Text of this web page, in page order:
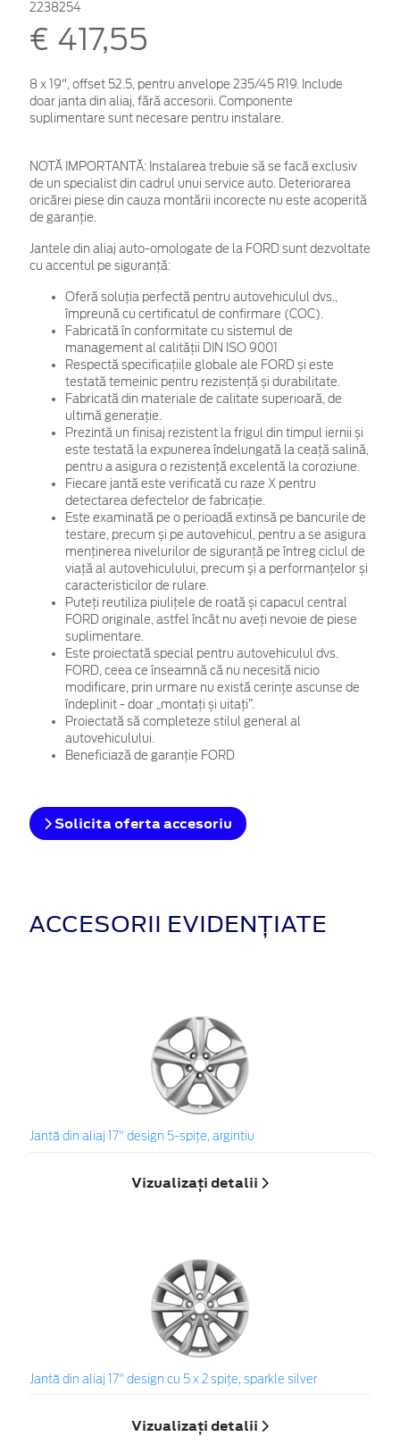
2238254
€ 417,55
8 x 19", offset 52.5, pentru anvelope 235/45 R19. Include
doar janta din aliaj, fără accesorii. Componente
suplimentare sunt necesare pentru instalare.
NOTĂ IMPORTANTĂ: Instalarea trebuie să se facă exclusiv
de un specialist din cadrul unui service auto. Deteriorarea
oricărei piese din cauza montării incorecte nu este acoperită
de garanţie.
Jantele din aliaj auto-omologate de la FORD sunt dezvoltate
cu accentul pe siguranță:
Oferă soluția perfectă pentru autovehiculul dvs.,
împreună cu certificatul de confirmare (COC).
Fabricată în conformitate cu sistemul de
management al calității DIN ISO 9001
Respectă specificațiile globale ale FORD și este
testată temeinic pentru rezistență și durabilitate.
Fabricată din materiale de calitate superioară, de
ultimă generație.
Prezintă un finisaj rezistent la frigul din timpul iernii și
este testată la expunerea îndelungată la ceață salină,
pentru a asigura o rezistență excelentă la coroziune.
Fiecare jantă este verificată cu raze X pentru
detectarea defectelor de fabricație.
Este examinată pe o perioadă extinsă pe bancurile de
testare, precum și pe autovehicul, pentru a se asigura
menținerea nivelurilor de siguranță pe întreg ciclul de
viață al autovehiculului, precum și a performanțelor și
caracteristicilor de rulare.
Puteți reutiliza piulițele de roată și capacul central
FORD originale, astfel încât nu aveți nevoie de piese
suplimentare.
Este proiectată special pentru autovehiculul dvs.
FORD, ceea ce înseamnă că nu necesită nicio
modificare, prin urmare nu există cerințe ascunse de
îndeplinit - doar „montați și uitați”.
Proiectată să completeze stilul general al
autovehiculului.
Beneficiază de garanție FORD
Solicita oferta accesoriu
ACCESORII EVIDENȚIATE
Jantă din aliaj 17" design 5-spiţe, argintiu
Vizualizați detalii
Jantă din aliaj 17" design cu 5 x 2 spiţe, sparkle silver
Vizualizați detalii